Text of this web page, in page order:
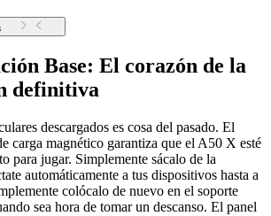
Base: El corazón de la
definitiva
descargados es cosa del pasado. El
carga magnético garantiza que el A50 X esté
para jugar. Simplemente sácalo de la
automáticamente a tus dispositivos hasta a
colócalo de nuevo en el soporte
sea hora de tomar un descanso. El panel